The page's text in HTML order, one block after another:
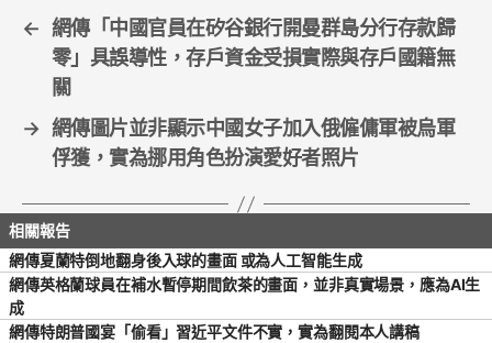
← 網傳「中國官員在矽谷銀行開曼群島分行存款歸
零」具誤導性，存戶資金受損實際與存戶國籍無
關
→ 網傳圖片並非顯示中國女子加入俄僱傭軍被烏軍
俘獲，實為挪用角色扮演愛好者照片
網傳夏蘭特倒地翻身後入球的畫面 或為人工智能生成
網傳英格蘭球員在補水暫停期間飲茶的畫面，並非真實場景，應為AI生
成
網傳特朗普國宴「偷看」習近平文件不實，實為翻閱本人講稿